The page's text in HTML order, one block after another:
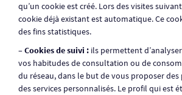
qu’un cookie est créé. Lors des visites
cookie déjà existant est automatique. Ce
des fins statistiques.
– Cookies de suivi : ils permettent
vos habitudes de consultation ou de
du réseau, dans le but de vous proposer
des services personnalisés. Le profil qui est